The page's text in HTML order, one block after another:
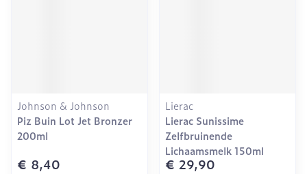
Johnson & Johnson
Piz Buin Lot Jet Bronzer
200ml
€ 8,40
Lierac
Lierac Sunissime
Zelfbruinende
Lichaamsmelk 150ml
€ 29,90